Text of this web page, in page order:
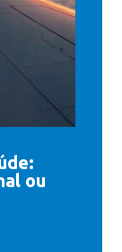
ou